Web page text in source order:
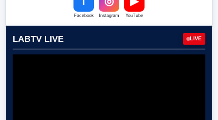
Facebook Instagram YouTube
LABTV LIVE LIVE